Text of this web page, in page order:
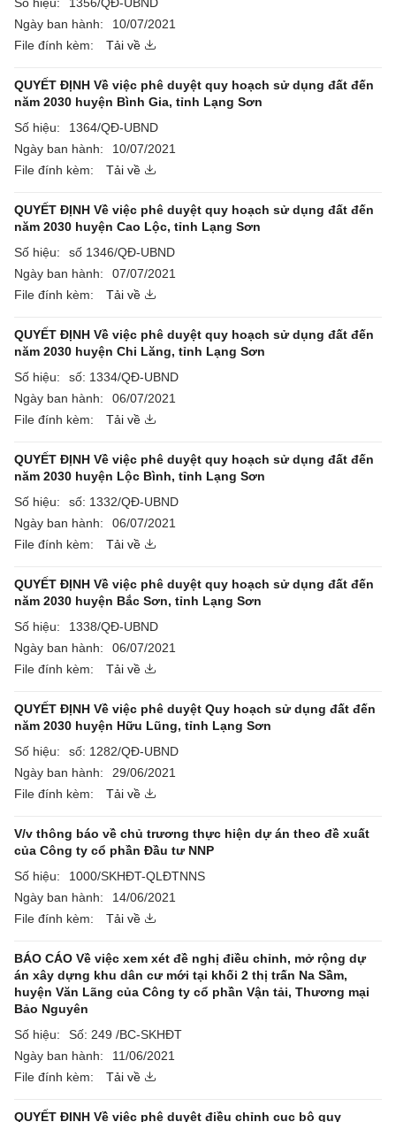
Ngày ban hành:
10/07/2021
File đính kèm:
Tải về
QUYẾT ĐỊNH Về việc phê duyệt quy hoạch sử dụng đất đến
năm 2030 huyện Bình Gia, tỉnh Lạng Sơn
Số hiệu:
1364/QĐ-UBND
Ngày ban hành:
10/07/2021
File đính kèm:
Tải về
QUYẾT ĐỊNH Về việc phê duyệt quy hoạch sử dụng đất đến
năm 2030 huyện Cao Lộc, tỉnh Lạng Sơn
Số hiệu:
số 1346/QĐ-UBND
Ngày ban hành:
07/07/2021
File đính kèm:
Tải về
QUYẾT ĐỊNH Về việc phê duyệt quy hoạch sử dụng đất đến
năm 2030 huyện Chi Lăng, tỉnh Lạng Sơn
Số hiệu:
số: 1334/QĐ-UBND
Ngày ban hành:
06/07/2021
File đính kèm:
Tải về
QUYẾT ĐỊNH Về việc phê duyệt quy hoạch sử dụng đất đến
năm 2030 huyện Lộc Bình, tỉnh Lạng Sơn
Số hiệu:
số: 1332/QĐ-UBND
Ngày ban hành:
06/07/2021
File đính kèm:
Tải về
QUYẾT ĐỊNH Về việc phê duyệt quy hoạch sử dụng đất đến
năm 2030 huyện Bắc Sơn, tỉnh Lạng Sơn
Số hiệu:
1338/QĐ-UBND
Ngày ban hành:
06/07/2021
File đính kèm:
Tải về
QUYẾT ĐỊNH Về việc phê duyệt Quy hoạch sử dụng đất đến
năm 2030 huyện Hữu Lũng, tỉnh Lạng Sơn
Số hiệu:
số: 1282/QĐ-UBND
Ngày ban hành:
29/06/2021
File đính kèm:
Tải về
V/v thông báo về chủ trương thực hiện dự án theo đề xuất
của Công ty cổ phần Đầu tư NNP
Số hiệu:
1000/SKHĐT-QLĐTNNS
Ngày ban hành:
14/06/2021
File đính kèm:
Tải về
BÁO CÁO Về việc xem xét đề nghị điều chỉnh, mở rộng dự
án xây dựng khu dân cư mới tại khối 2 thị trấn Na Sầm,
huyện Văn Lãng của Công ty cổ phần Vận tải, Thương mại
Bảo Nguyên
Số hiệu:
Số: 249 /BC-SKHĐT
Ngày ban hành:
11/06/2021
File đính kèm:
Tải về
QUYẾT ĐỊNH Về việc phê duyệt điều chỉnh cục bộ quy